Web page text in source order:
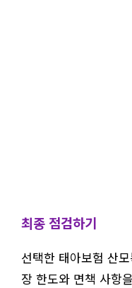
최종 점검하기
선택한 태아보험 산
장 한도와 면책 사항